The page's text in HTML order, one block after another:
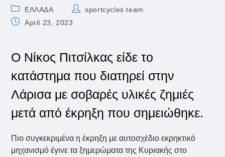
Post
category:
ΕΛΛΑΔΑ
Postsportcycles team
PostApril 23, 2023
Ο Νίκος Πιτσίλκας είδε το
κατάστημα που διατηρεί στην
Λάρισα με σοβαρές υλικές ζημιές
μετά από έκρηξη που σημειώθηκε.
Πιο συγκεκριμένα η έκρηξη με αυτοσχέδιο εκρηκτικό
μηχανισμό έγινε τα ξημερώματα της Κυριακής στο